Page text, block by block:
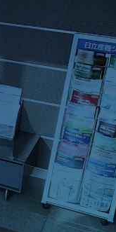
備
装置 そ
08
部
05
覧